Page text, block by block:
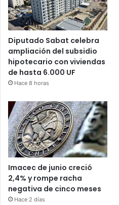
Diputado Sabat celebra
ampliación del subsidio
hipotecario con viviendas
de hasta 6.000 UF
Hace 8 horas
Imacec de junio creció
2,4% y rompe racha
negativa de cinco meses
Hace 2 días